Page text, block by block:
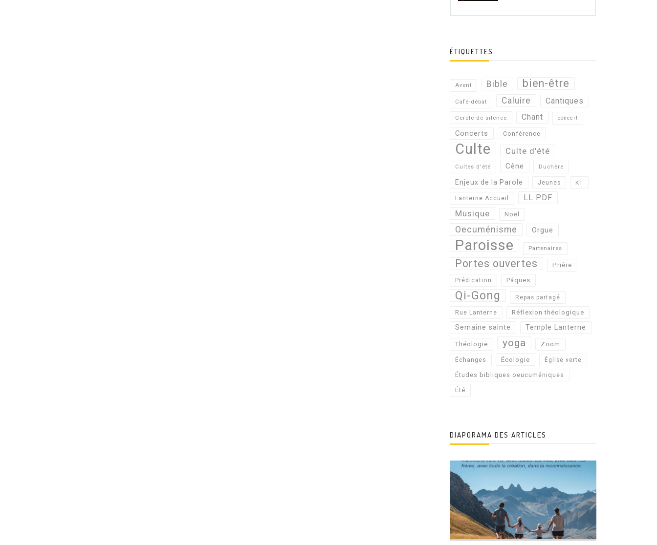
ÉTIQUETTES
Avent Bible bien-être
Café-débat Caluire Cantiques
Cercle de silence Chant concert
Concerts Conférence
Culte Culte d'été
Cultes d'été Cène Duchère
Enjeux de la Parole Jeunes KT
Lanterne Accueil LL PDF
Musique Noël
Oecuménisme Orgue
Paroisse Partenaires
Portes ouvertes Prière
Prédication Pâques
Qi-Gong Repas partagé
Rue Lanterne Réflexion théologique
Semaine sainte Temple Lanterne
Théologie yoga Zoom
Échanges Écologie Église verte
Études bibliques oeucuméniques
Été
DIAPORAMA DES ARTICLES